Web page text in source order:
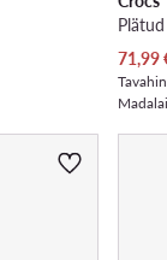
Plätud
71,99